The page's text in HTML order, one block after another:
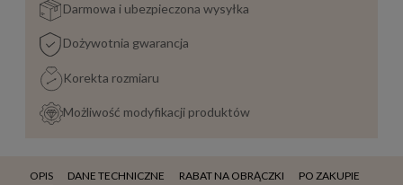
Darmowa i ubezpieczona wysyłka
Dożywotnia gwarancja
Korekta rozmiaru
Możliwość modyfikacji produktów
OPIS DANE TECHNICZNE RABAT NA OBRĄCZKI
PO ZAKUPIE